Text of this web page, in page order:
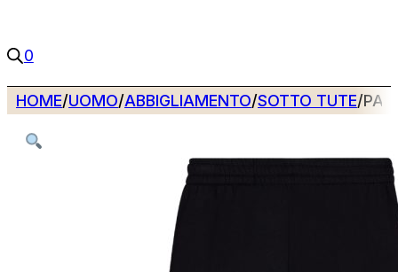
0
HOME/UOMO/ABBIGLIAMENTO/SOTTO TUTE/